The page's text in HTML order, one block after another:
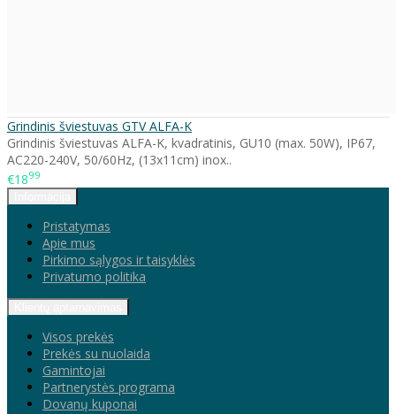
Grindinis šviestuvas GTV ALFA-K
Grindinis šviestuvas ALFA-K, kvadratinis, GU10 (max. 50W), IP67,
AC220-240V, 50/60Hz, (13x11cm) inox..
€1899
Pristatymas
Apie mus
Pirkimo sąlygos ir taisyklės
Privatumo politika
Visos prekės
Prekės su nuolaida
Gamintojai
Partnerystės programa
Dovanų kuponai